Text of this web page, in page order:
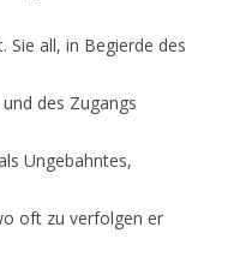
Sie all, in Begierde des
des Zugangs
Ungebahntes,
oft zu verfolgen er